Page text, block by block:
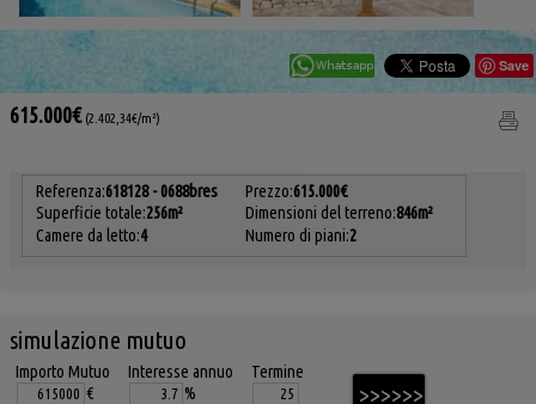
Save
615.000€ (2.402,34€/m²)
Referenza:618128 - 0688bres Prezzo:615.000€
Superficie totale:256m² Dimensioni del terreno:846m²
Camere da letto:4 Numero di piani:2
simulazione mutuo
Importo Mutuo
€
Interesse annuo
%
Termine